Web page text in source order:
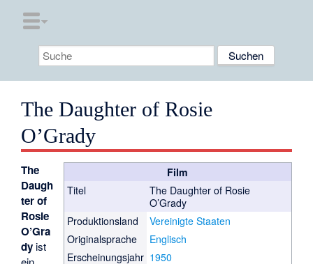
The Daughter of Rosie
O’Grady
Film
Titel
The Daughter of Rosie
O’Grady
Produktionsland
Vereinigte Staaten
Originalsprache
Englisch
Erscheinungsjahr 1950
The
Daugh
ter of
Rosie
O’Gra
dy ist